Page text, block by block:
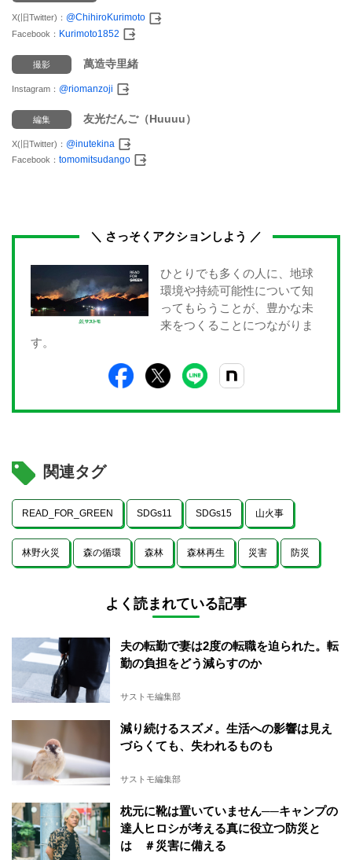
X(旧Twitter)： @ChihiroKurimoto
Facebook： Kurimoto1852
撮影 萬造寺里緒
Instagram： @riomanzoji
編集 友光だんご（Huuuu）
X(旧Twitter)： @inutekina
Facebook： tomomitsudango
＼ さっそくアクションしよう ／
ひとりでも多くの人に、地球
環境や持続可能性について知
ってもらうことが、豊かな未
来をつくることにつながりま
す。
関連タグ
READ_FOR_GREEN SDGs11 SDGs15 山火事
林野火災 森の循環 森林 森林再生 災害 防災
よく読まれている記事
夫の転勤で妻は2度の転職を迫られた。転
勤の負担をどう減らすのか
サストモ編集部
減り続けるスズメ。生活への影響は見え
づらくても、失われるものも
サストモ編集部
枕元に靴は置いていません──キャンプの
達人ヒロシが考える真に役立つ防災と
は ＃災害に備える